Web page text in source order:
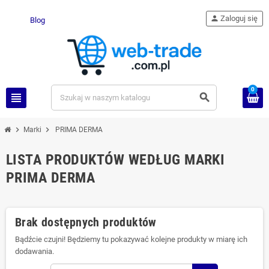
Blog
view_headline search
person Zaloguj się
0
chevron_right Marki chevron_right PRIMA DERMA
LISTA PRODUKTÓW WEDŁUG MARKI
PRIMA DERMA
Brak dostępnych produktów
Bądźcie czujni! Będziemy tu pokazywać kolejne produkty w miarę ich
dodawania.